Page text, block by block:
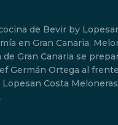
de Bevir by
Canaria. Meloneras, Gran
Gran Canaria se
Germán Ortega al
Costa Meloneras